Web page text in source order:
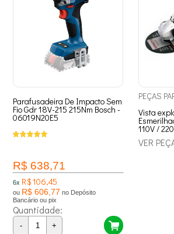
Parafusadeira De Impacto Sem
Fio Gdr 18V-215 215Nm Bosch -
06019N20E5
R$ 638,71
6x R$ 106,45
ou R$ 606,77 no Depósito
Bancário ou pix
Quantidade:
- +
PEÇAS
Vista
110V /
VER